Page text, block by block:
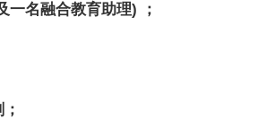
一名融合教育助理)
；